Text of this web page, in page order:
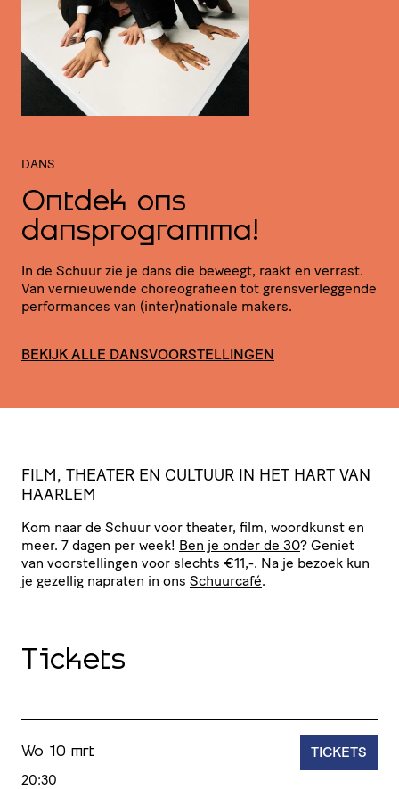
DANS
Ontdek ons
dansprogramma!
In de Schuur zie je dans die beweegt, raakt en verrast.
Van vernieu­wende chore­o­gra­fieën tot grens­ver­leg­gende
perfor­mances van (inter)nationale makers.
BEKIJK ALLE DANSVOORSTELLINGEN
FILM, THEATER EN CULTUUR IN HET HART VAN
HAARLEM
Kom naar de Schuur voor theater, film, woordkunst en
meer. 7 dagen per week! Ben je onder de 30? Geniet
van voor­stel­lingen voor slechts €11,-. Na je bezoek kun
je gezellig napraten in ons Schuurcafé.
Tickets
Wo 10 mrt
20:30
TICKETS